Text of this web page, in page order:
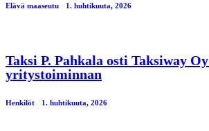
Elävä maaseutu 1. huhtikuuta, 2026
Taksi P. Pahkala osti Taksiway
yritystoiminnan
Henkilöt 1. huhtikuuta, 2026